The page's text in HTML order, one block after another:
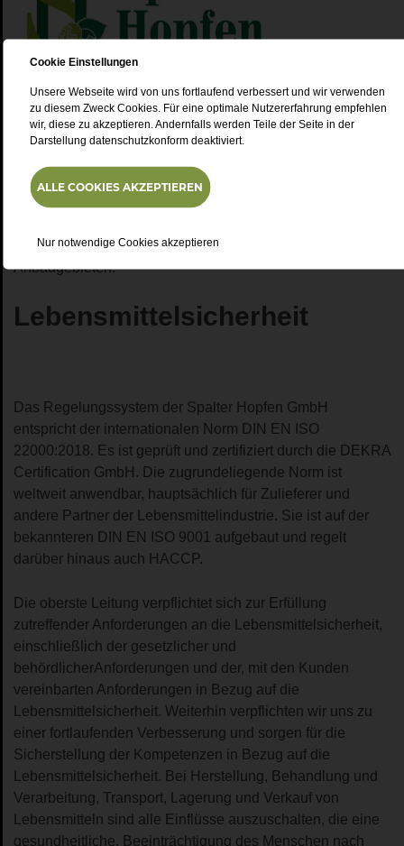
Tätigkeitsbereiche der Spalter
Hopfen GmbH
Die Spalter Hopfen GmbHist eine 100 %ige Tochter der
HVG Spalt und steht als Hopfenhandelsgesellschaft für die
HVG-Spalt-Mitgliedsbetrieben, aber auch aus anderen
Anbaugebieten.
Lebensmittelsicherheit
Das Regelungssystem der Spalter Hopfen GmbH
entspricht der internationalen Norm DIN EN ISO
22000:2018. Es ist geprüft und zertifiziert durch die DEKRA
Certification GmbH. Die zugrundeliegende Norm ist
weltweit anwendbar, hauptsächlich für Zulieferer und
andere Partner der Lebensmittelindustrie. Sie ist auf der
bekannteren DIN EN ISO 9001 aufgebaut und regelt
darüber hinaus auch HACCP.
Die oberste Leitung verpflichtet sich zur Erfüllung
zutreffender Anforderungen an die Lebensmittelsicherheit,
einschließlich der gesetzlicher und
behördlicherAnforderungen und der, mit den Kunden
vereinbarten Anforderungen in Bezug auf die
Lebensmittelsicherheit. Weiterhin verpflichten wir uns zu
einer fortlaufenden Verbesserung und sorgen für die
Sicherstellung der Kompetenzen in Bezug auf die
Lebensmittelsicherheit. Bei Herstellung, Behandlung und
Verarbeitung, Transport, Lagerung und Verkauf von
Lebensmitteln sind alle Einflüsse auszuschalten, die eine
gesundheitliche. Beeinträchtigung des Menschen nach
Cookie Einstellungen
Unsere Webseite wird von uns fortlaufend verbessert und wir verwenden
zu diesem Zweck Cookies. Für eine optimale Nutzererfahrung empfehlen
wir, diese zu akzeptieren. Andernfalls werden Teile der Seite in der
Darstellung datenschutzkonform deaktiviert.
ALLE COOKIES AKZEPTIEREN
Nur notwendige Cookies akzeptieren